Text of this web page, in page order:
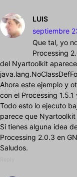
LUIS
septiembre
Que tal, yo
Processing
del Nyartoolkit aparece
Ahora este ejemplo y
con el Processing
Todo esto lo ejecuto
parece que Nyartoolkit
Si tienes alguna idea
Processing 2.0.3 en
Saludos.